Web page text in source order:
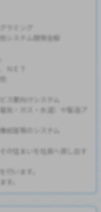
ラミング
ステム開発全般
ＮＥＴ
ス業向けシステム
気・ガス・水道）や製造プ
処理等のシステム
の住まいを社員へ貸し出す
行います。
。